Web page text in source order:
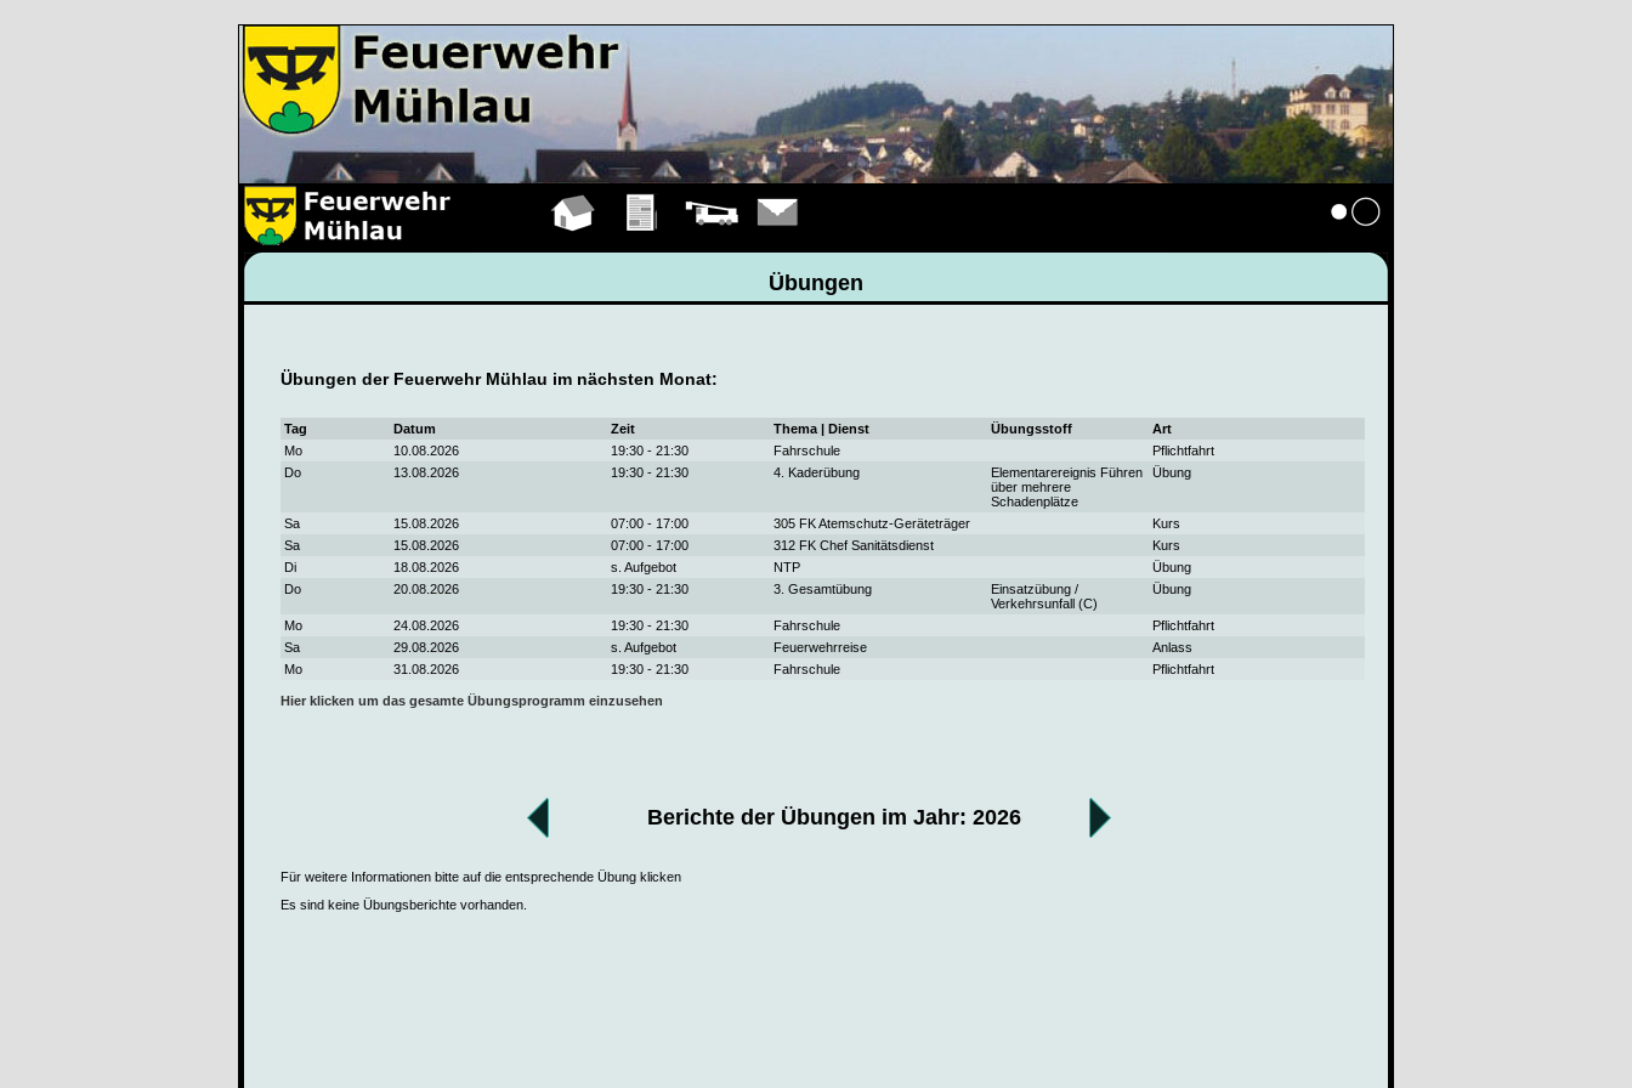
Übungen
Übungen der Feuerwehr Mühlau im nächsten Monat:
Tag Datum Zeit Thema | Dienst Übungsstoff
Art
Mo
10.08.2026 19:30 - 21:30 Fahrschule
Pflichtfahrt
Do
13.08.2026 19:30 - 21:30 4. Kaderübung
Elementarereignis Führen
über mehrere
Schadenplätze
Übung
Sa 15.08.2026 07:00 - 17:00 305 FK Atemschutz-Geräteträger
Kurs
Sa
15.08.2026 07:00 - 17:00 312 FK Chef Sanitätsdienst
Kurs
Di
18.08.2026 s. Aufgebot NTP
Übung
Do
20.08.2026 19:30 - 21:30 3. Gesamtübung
Einsatzübung /
Verkehrsunfall (C)
Übung
Mo 24.08.2026 19:30 - 21:30 Fahrschule
Pflichtfahrt
Sa
29.08.2026 s. Aufgebot Feuerwehrreise
Anlass
Mo
31.08.2026 19:30 - 21:30 Fahrschule Pflichtfahrt
Hier klicken um das gesamte Übungsprogramm einzusehen
Berichte der Übungen im Jahr: 2026
Für weitere Informationen bitte auf die entsprechende Übung klicken
Es sind keine Übungsberichte vorhanden.